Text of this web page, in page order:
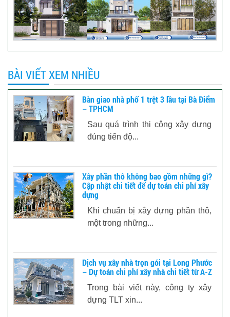
BÀI VIẾT XEM NHIỀU
Bàn giao nhà phố 1 trệt 3 lầu tại Bà Điểm
– TPHCM
Sau quá trình thi công xây dựng
đúng tiến độ...
Xây phần thô không bao gồm những gì?
Cập nhật chi tiết để dự toán chi phí xây
dựng
Khi chuẩn bị xây dựng phần thô,
một trong những...
Dịch vụ xây nhà trọn gói tại Long Phước
– Dự toán chi phí xây nhà chi tiết từ A-Z
Trong bài viết này, công ty xây
dựng TLT xin...